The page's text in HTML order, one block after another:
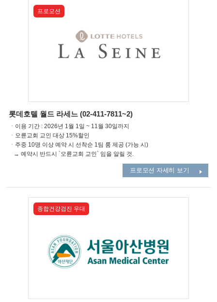
프로모션
롯데호텔 월드 라세느 (02-411-7811~2)
ㆍ이용 기간 : 2026년 1월 1일 ~ 11월 30일까지
ㆍ오륜교회 교인 대상 15%할인
ㆍ주중 10명 이상 예약 시 선착순 1팀 룸 제공 (가능 시)
→ 예약시 반드시 `오륜교회 교인` 임을 알릴 것.
프로모션 자세히 보기
종합건강검진 우대